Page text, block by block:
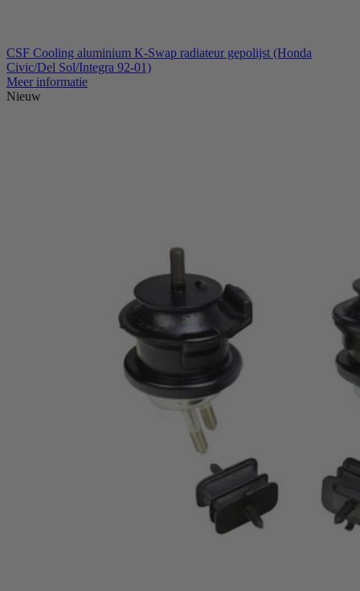
CSF Cooling aluminium K-Swap radiateur gepolijst (Honda
Civic/Del Sol/Integra 92-01)
Meer informatie
Nieuw